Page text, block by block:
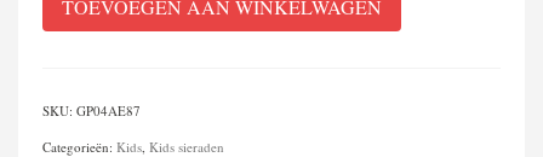
margriet
TOEVOEGEN AAN WINKELWAGEN
SKU: GP04AE87
Categorieën: Kids, Kids sieraden